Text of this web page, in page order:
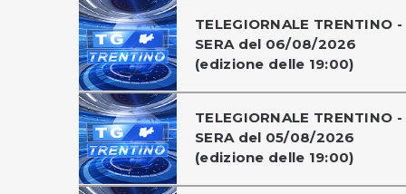
TELEGIORNALE TRENTINO -
SERA del 06/08/2026
(edizione delle 19:00)
TELEGIORNALE TRENTINO -
SERA del 05/08/2026
(edizione delle 19:00)